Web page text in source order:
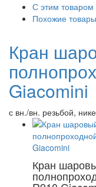
С этим товаром
Похожие товары
Кран
Giacomini
с вн./вн. резьбой,
Кран